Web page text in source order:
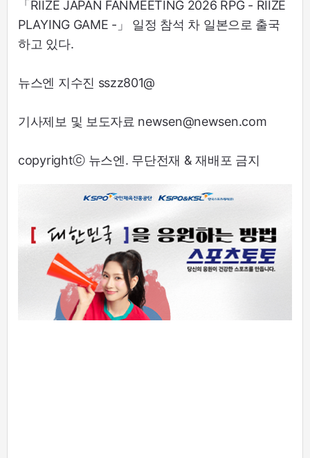
「RIIZE JAPAN FANMEETING 2026 RPG - RIIZE
PLAYING GAME -」 일정 참석 차 일본으로 출국
하고 있다.
뉴스엔 지수진 sszz801@
기사제보 및 보도자료 newsen@newsen.com
copyrightⓒ 뉴스엔. 무단전재 & 재배포 금지